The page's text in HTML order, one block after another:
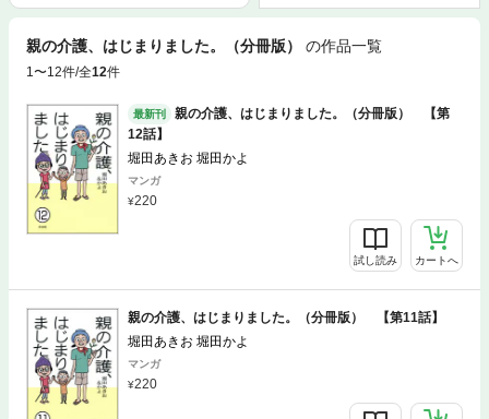
親の介護、はじまりました。（分冊版） の作品一覧
1〜12件/全12件
最新刊
親の介護、はじまりました。（分冊版） 【第
12話】
堀田あきお 堀田かよ
マンガ
220
試し読み カートへ
親の介護、はじまりました。（分冊版） 【第11話】
堀田あきお 堀田かよ
マンガ
220